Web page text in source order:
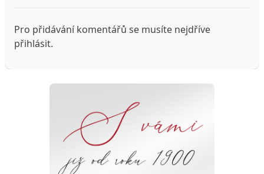
Pro přidávání komentářů se musíte nejdříve
přihlásit.